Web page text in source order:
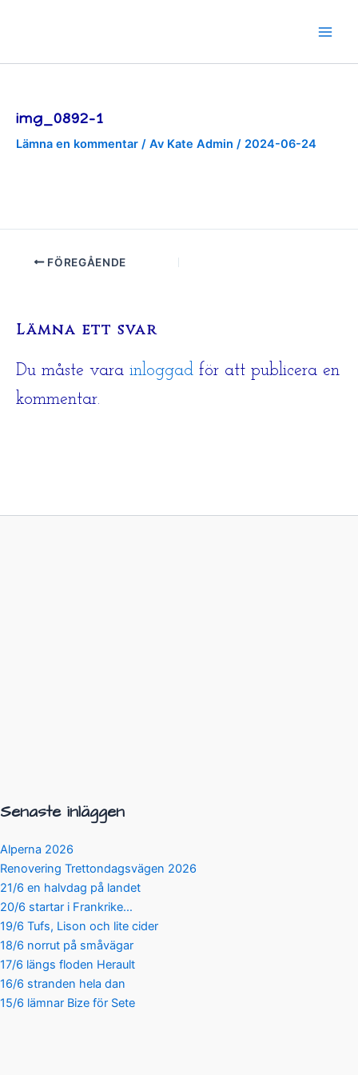
img_0892-1
Lämna en kommentar / Av Kate Admin / 2024-06-24
FÖREGÅENDE
Lämna ett svar
Du måste vara inloggad för att publicera en
kommentar.
Senaste inläggen
Alperna 2026
Renovering Trettondagsvägen 2026
21/6 en halvdag på landet
20/6 startar i Frankrike…
19/6 Tufs, Lison och lite cider
18/6 norrut på småvägar
17/6 längs floden Herault
16/6 stranden hela dan
15/6 lämnar Bize för Sete